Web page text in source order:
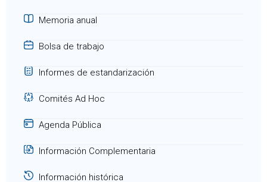
Memoria anual
Bolsa de trabajo
Informes de estandarización
Comités Ad Hoc
Agenda Pública
Información Complementaria
Información histórica